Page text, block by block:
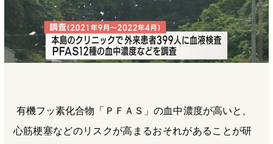
有機フッ素化合物「ＰＦＡＳ」の血中濃度が高いと、
心筋梗塞などのリスクが高まるおそれがあることが研